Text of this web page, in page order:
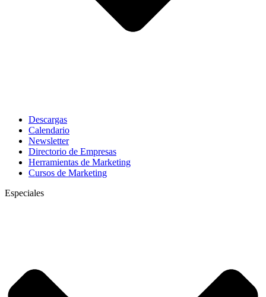
Descargas
Calendario
Newsletter
Directorio de Empresas
Herramientas de Marketing
Cursos de Marketing
Especiales